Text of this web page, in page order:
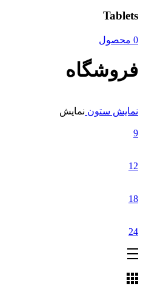
Tablets
0 محصول
فروشگاه
نمایش ستون نمایش
9
12
18
24